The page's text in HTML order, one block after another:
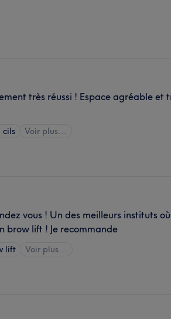
très réussi ! Espace agréable et
cils Voir plus...
vous ! Un des meilleurs instituts
brow lift ! Je recommande
lift Voir plus...